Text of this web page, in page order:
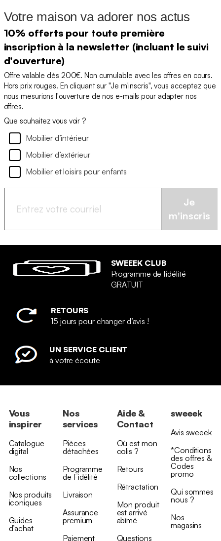
Votre maison va adorer nos actus
10% offerts pour toute première
inscription à la newsletter (incluant le suivi
d'ouverture)
Offre valable dès 200€. Non cumulable avec les offres en cours.
Hors prix rouges. En cliquant sur "Je m'inscris", vous acceptez que
nous mesurions l'ouverture de nos e-mails pour adapter nos
offres.
Que souhaitez vous voir ?
Mobilier d’intérieur
Mobilier d’extérieur
Mobilier et loisirs pour enfants
Je
m'inscris
SWEEEK CLUB
Programme de fidélité
GRATUIT
RETOURS
15 jours pour changer d’avis !
UN SERVICE CLIENT
à votre écoute
Vous
inspirer
Catalogue
digital
Nos
collections
Nos produits
iconiques
Guides
d’achat
Nos
services
Pièces
détachées
Programme
de Fidélité
Livraison
Assurance
premium
Paiement
Aide &
Contact
Où est mon
colis ?
Retours
Rétractation
Mon produit
est arrivé
abîmé
Questions
sweeek
Avis sweeek
*Conditions
des offres &
Codes
promo
Qui sommes
nous ?
Nos
magasins